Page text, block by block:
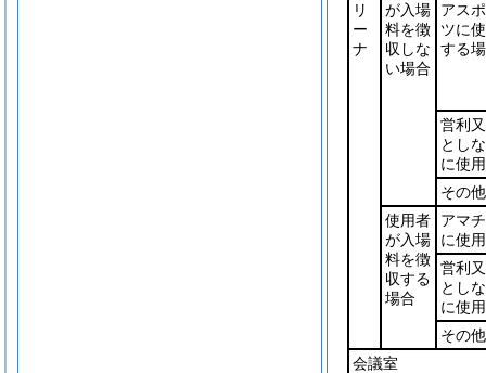
リ
ー
ナ
が入場
料を徴
収しな
い場合
アス
ツに
する
営利
とし
に使
その
使用者
が入場
料を徴
収する
場合
アマ
に使
営利
とし
に使
その
会議室